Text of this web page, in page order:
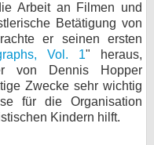
Arbeit an Filmen und
Betätigung von
er seinen ersten
Vol. 1" heraus,
von Dennis Hopper
Zwecke sehr wichtig
für die Organisation
Kindern hilft.